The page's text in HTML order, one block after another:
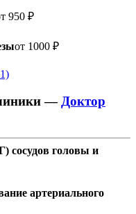
950 ₽
от 1000 ₽
— Доктор
сосудов головы и
артериального